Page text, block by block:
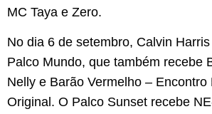
MC Taya e Zero.
No dia 6 de setembro, Calvin
Palco Mundo, que também recebe
Nelly e Barão Vermelho – Encontro
Original. O Palco Sunset recebe